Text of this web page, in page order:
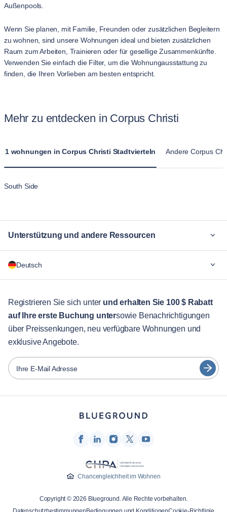
Außenpools.
Wenn Sie planen, mit Familie, Freunden oder zusätzlichen Begleitern
zu wohnen, sind unsere Wohnungen ideal und bieten zusätzlichen
Raum zum Arbeiten, Trainieren oder für gesellige Zusammenkünfte.
Verwenden Sie einfach die Filter, um die Wohnungausstattung zu
finden, die Ihren Vorlieben am besten entspricht.
Mehr zu entdecken in Corpus Christi
1 wohnungen in Corpus Christi Stadtvierteln Andere Corpus
South Side
Unterstützung und andere Ressourcen
Für Unternehmen
Gästebetreuung
Stadt-Guide
Partner
Vermieter von Möbeln
Vermieter
Franchise-Partner
Deutsch
English
Português
Español
Français
Türkçe
Registrieren Sie sich unter und erhalten Sie 100 $ Rabatt
auf Ihre erste Buchung untersowie Benachrichtigungen
über Preissenkungen, neu verfügbare Wohnungen und
exklusive Angebote.
Ihre E-Mail Adresse
Chancengleichheit im Wohnen
Copyright © 2026 Blueground. Alle Rechte vorbehalten.